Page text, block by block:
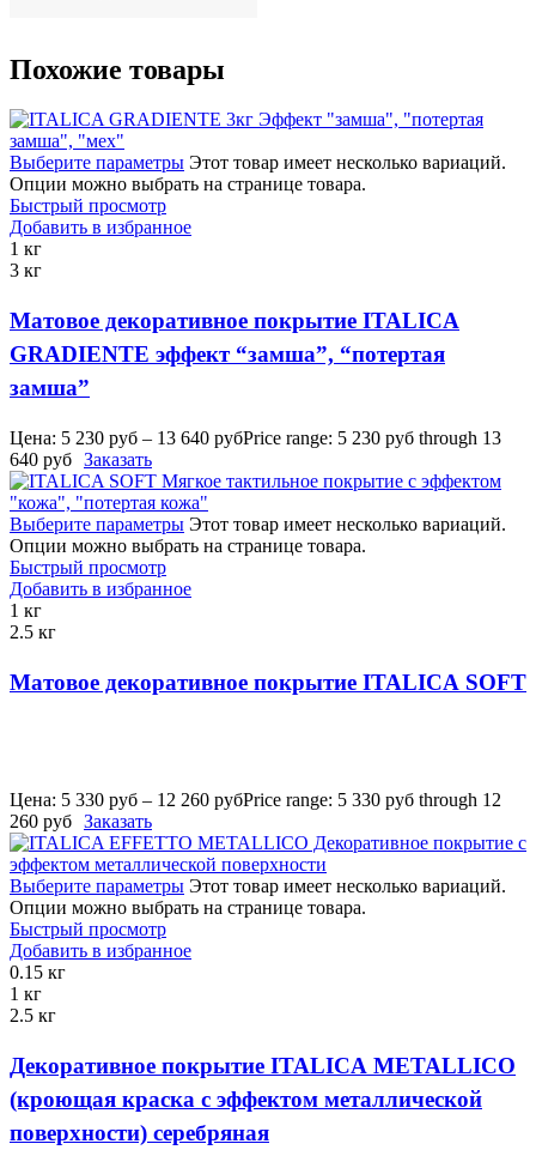
Похожие товары
Выберите параметры Этот товар имеет несколько вариаций.
Опции можно выбрать на странице товара.
Быстрый просмотр
Добавить в избранное
1 кг
3 кг
Матовое декоративное покрытие ITALICA
GRADIENTE эффект “замша”, “потертая
замша”
Цена: 5 230 руб – 13 640 рубPrice range: 5 230 руб through 13
640 руб Заказать
Выберите параметры Этот товар имеет несколько вариаций.
Опции можно выбрать на странице товара.
Быстрый просмотр
Добавить в избранное
1 кг
2.5 кг
Матовое декоративное покрытие ITALICA SOFT
Цена: 5 330 руб – 12 260 рубPrice range: 5 330 руб through 12
260 руб Заказать
Выберите параметры Этот товар имеет несколько вариаций.
Опции можно выбрать на странице товара.
Быстрый просмотр
Добавить в избранное
0.15 кг
1 кг
2.5 кг
Декоративное покрытие ITALICA METALLICO
(кроющая краска с эффектом металлической
поверхности) серебряная